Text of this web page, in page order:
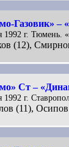
Газовик» –
1992 г. Тюмень.
(12),
Ст –
1992 г.
(11),